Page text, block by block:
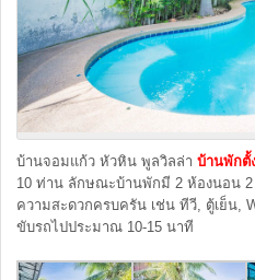
บ้านจอมแก้ว หัวหิน พูลวิลล่า บ้านพักตั้
10 ท่าน ลักษณะบ้านพักมี 2 ห้องนอน 2
ความสะดวกครบครัน เช่น ทีวี, ตู้เย็น,
ขับรถไปประมาณ 10-15 นาที